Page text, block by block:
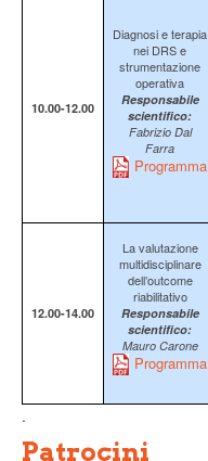
10.00-12.00
Diagnosi e terapia
nei DRS e
strumentazione
operativa
Responsabile
scientifico:
Fabrizio Dal
Farra
Programma
12.00-14.00
La valutazione
multidisciplinare
dell’outcome
riabilitativo
Responsabile
scientifico:
Mauro Carone
Programma
.
Patrocini